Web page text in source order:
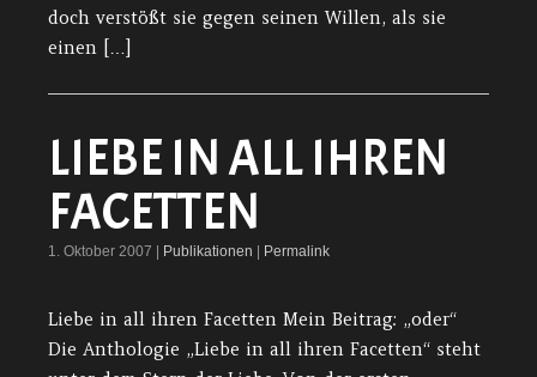
doch verstößt sie gegen seinen Willen, als sie
einen […]
LIEBE IN ALL IHREN
FACETTEN
1. Oktober 2007 | Publikationen Permalink
Liebe in all ihren Facetten Mein Beitrag: „oder“
Die Anthologie „Liebe in all ihren Facetten“ steht